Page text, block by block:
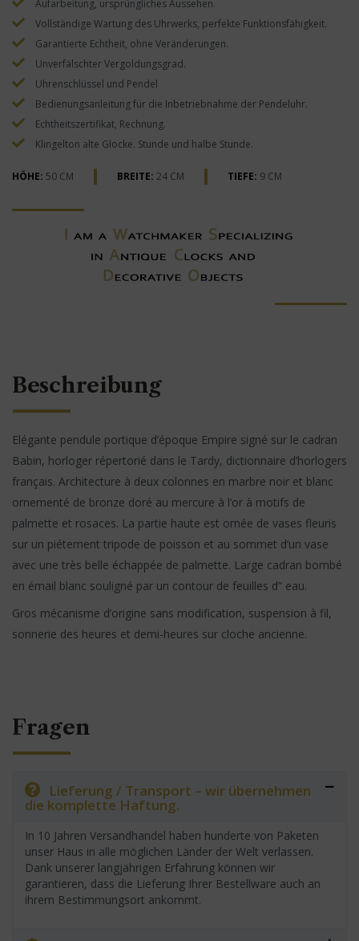
Aufarbeitung, ursprüngliches Aussehen.
Vollständige Wartung des Uhrwerks, perfekte Funktionsfähigkeit.
Garantierte Echtheit, ohne Veränderungen.
Unverfälschter Vergoldungsgrad.
Uhrenschlüssel und Pendel
Bedienungsanleitung für die Inbetriebnahme der Pendeluhr.
Echtheitszertifikat, Rechnung.
Klingelton alte Glocke. Stunde und halbe Stunde.
HÖHE: 50 CM BREITE: 24 CM TIEFE: 9 CM
Beschreibung
Elégante pendule portique d’époque Empire signé sur le cadran
Babin, horloger répertorié dans le Tardy, dictionnaire d’horlogers
français. Architecture à deux colonnes en marbre noir et blanc
ornementé de bronze doré au mercure à l’or à motifs de
palmette et rosaces. La partie haute est ornée de vases fleuris
sur un piétement tripode de poisson et au sommet d’un vase
avec une très belle échappée de palmette. Large cadran bombé
en émail blanc souligné par un contour de feuilles d” eau.
Gros mécanisme d’origine sans modification, suspension à fil,
sonnerie des heures et demi-heures sur cloche ancienne.
Fragen
Lieferung / Transport – wir übernehmen
die komplette Haftung.
In 10 Jahren Versandhandel haben hunderte von Paketen
unser Haus in alle möglichen Länder der Welt verlassen.
Dank unserer langjährigen Erfahrung können wir
garantieren, dass die Lieferung Ihrer Bestellware auch an
ihrem Bestimmungsort ankommt.